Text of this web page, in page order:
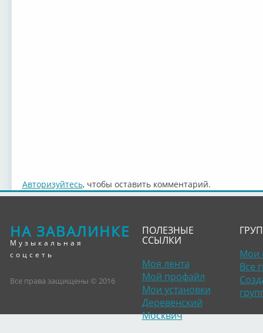
Авторизуйтесь, чтобы оставить комментарий.
НА ЗАВАЛИНКЕ
Музыкальная
соцсеть
Все права защищены © 2016
ПОЛЕЗНЫЕ
ССЫЛКИ
Моя лента
Мой профайл
Мои установки
Деревенский
Москвич
Мои
Все